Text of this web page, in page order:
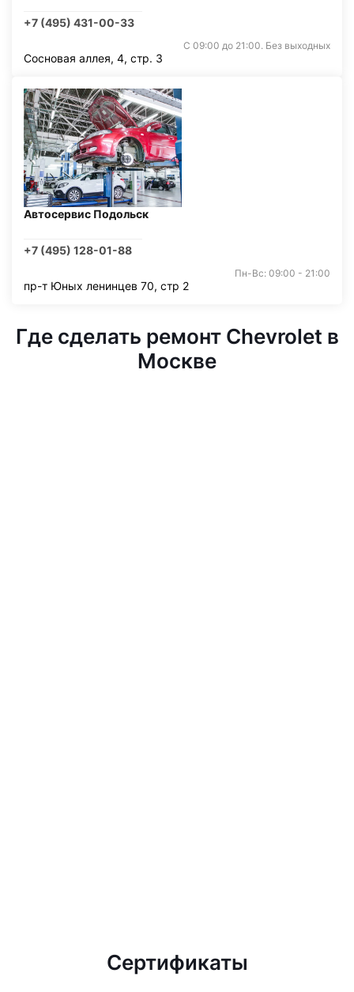
+7 (495) 431-00-33
С 09:00 до 21:00. Без выходных
Сосновая аллея, 4, стр. 3
Автосервис Подольск
+7 (495) 128-01-88
Пн-Вс: 09:00 - 21:00
пр-т Юных ленинцев 70, стр 2
Где сделать ремонт Chevrolet в
Москве
Сертификаты